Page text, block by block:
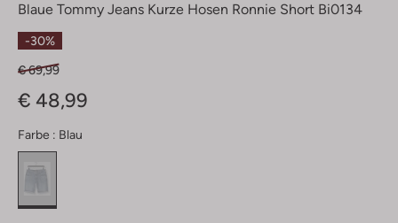
Blaue Tommy Jeans Kurze Hosen Ronnie Short Bi0134
-30%
€ 69,99
€ 48,99
Farbe : Blau